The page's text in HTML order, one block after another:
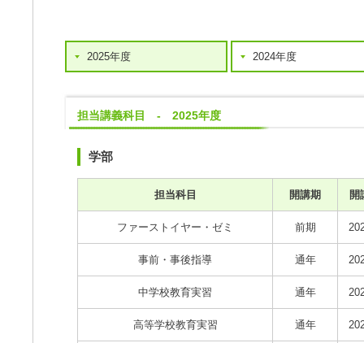
2025年度 2024年度
担当講義科目 - 2025年度
学部
担当科目 開講期 開
ファーストイヤー・ゼミ 前期
事前・事後指導 通年
中学校教育実習 通年
高等学校教育実習 通年